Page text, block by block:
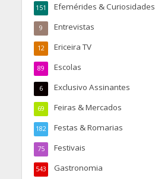
Efemérides & Curiosidades
151
Entrevistas
9
Ericeira TV
12
Escolas
89
Exclusivo Assinantes
6
Feiras & Mercados
69
Festas & Romarias
182
Festivais
75
Gastronomia
543